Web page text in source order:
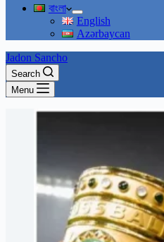
বাংলা
English
Azərbaycan
Jadon Sancho
Search
Menu